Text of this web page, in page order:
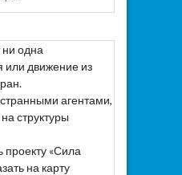
одна
или движение из
агентами,
структуры
«Сила
на карту